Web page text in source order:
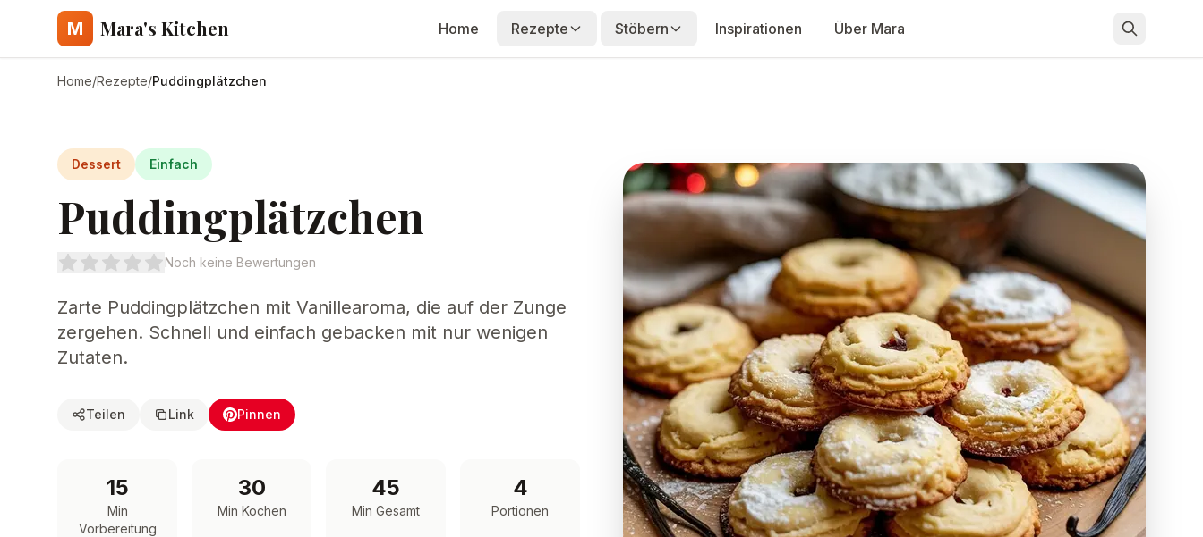
M Mara's Kitchen Home Rezepte Stöbern Inspirationen Über Mara
Home/Rezepte/Puddingplätzchen
Dessert Einfach
Puddingplätzchen
Noch keine Bewertungen
Zarte Puddingplätzchen mit Vanillearoma, die auf der Zunge
zergehen. Schnell und einfach gebacken mit nur wenigen
Zutaten.
Teilen Link Pinnen
15
Min
Vorbereitung
30
Min Kochen
45
Min Gesamt
4
Portionen